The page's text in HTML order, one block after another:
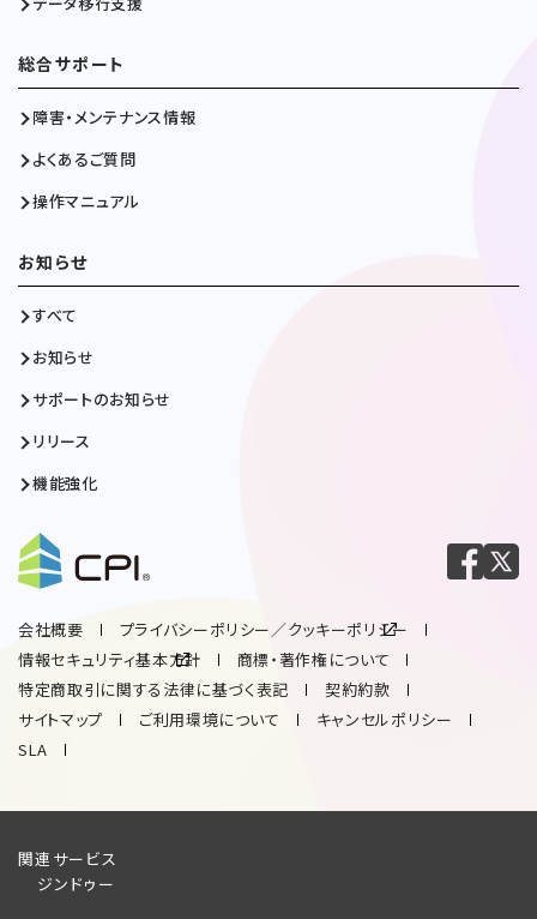
総合サポート
障害・メンテナンス情報
よくあるご質問
操作マニュアル
お知らせ
すべて
お知らせ
サポートのお知らせ
リリース
機能強化
会社概要
プライバシーポリシー／クッキーポリシー
情報セキュリティ基本方針
商標・著作権について
特定商取引に関する法律に基づく表記
契約約款
サイトマップ
ご利用環境について
キャンセルポリシー
SLA
関連サービス
ジンドゥー